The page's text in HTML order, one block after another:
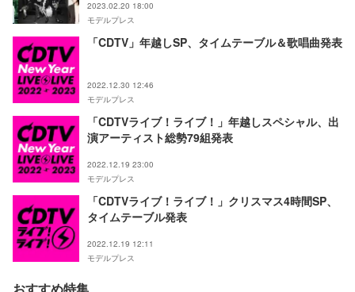
2023.02.20 18:00
モデルプレス
「CDTV」年越しSP、タイムテーブル＆歌唱曲発表
2022.12.30 12:46
モデルプレス
「CDTVライブ！ライブ！」年越しスペシャル、出
演アーティスト総勢79組発表
2022.12.19 23:00
モデルプレス
「CDTVライブ！ライブ！」クリスマス4時間SP、
タイムテーブル発表
2022.12.19 12:11
モデルプレス